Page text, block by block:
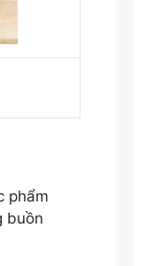
phẩm
buồn